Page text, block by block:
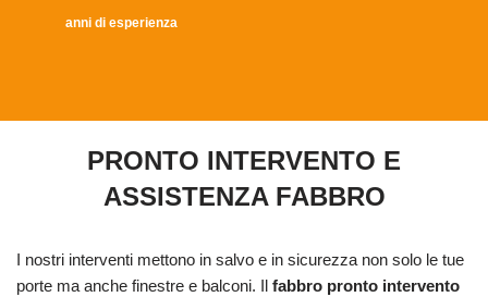
anni di esperienza
PRONTO INTERVENTO E
ASSISTENZA FABBRO
I nostri interventi mettono in salvo e in sicurezza non solo le tue
porte ma anche finestre e balconi. Il fabbro pronto intervento